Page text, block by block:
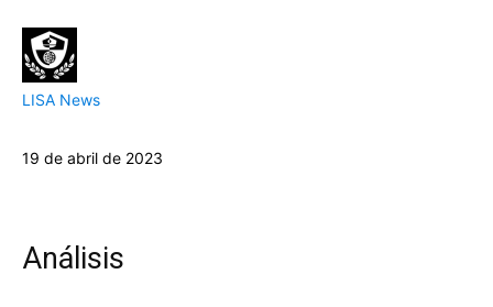
LISA News
19 de abril de 2023
Análisis